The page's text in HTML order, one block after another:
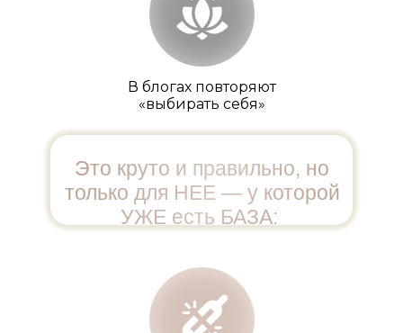
В блогах повторяют
«выбирать себя»
Это круто и правильно, но
только для НЕЕ — у которой
УЖЕ есть БАЗА: